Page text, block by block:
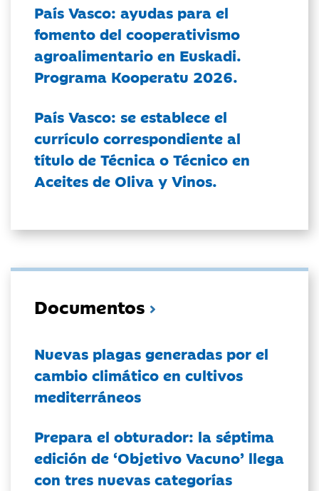
País Vasco: ayudas para el
fomento del cooperativismo
agroalimentario en Euskadi.
Programa Kooperatu 2026.
País Vasco: se establece el
currículo correspondiente al
título de Técnica o Técnico en
Aceites de Oliva y Vinos.
Documentos
Nuevas plagas generadas por el
cambio climático en cultivos
mediterráneos
Prepara el obturador: la séptima
edición de ‘Objetivo Vacuno’ llega
con tres nuevas categorías